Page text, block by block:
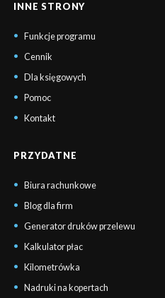
INNE STRONY
Funkcje programu
Cennik
Dla księgowych
Pomoc
Kontakt
PRZYDATNE
Biura rachunkowe
Blog dla firm
Generator druków przelewu
Kalkulator płac
Kilometrówka
Nadruki na kopertach